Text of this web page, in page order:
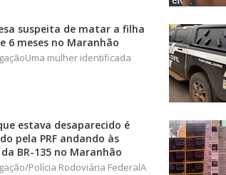
suspeita de matar a filha
6 meses no Maranhão
mulher identificada
estava desaparecido é
pela PRF andando às
BR-135 no Maranhão
Polícia Rodoviária FederalA